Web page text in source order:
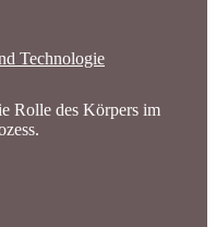
Technologie
Rolle des Körpers im